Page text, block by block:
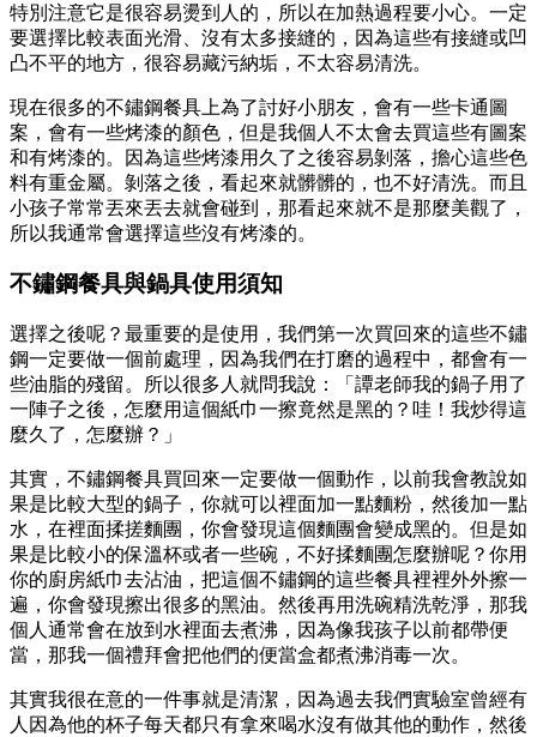
特別注意它是很容易燙到人的，所以在加熱過程要小心。一定
要選擇比較表面光滑、沒有太多接縫的，因為這些有接縫或凹
凸不平的地方，很容易藏污納垢，不太容易清洗。
現在很多的不鏽鋼餐具上為了討好小朋友，會有一些卡通圖
案，會有一些烤漆的顏色，但是我個人不太會去買這些有圖案
和有烤漆的。因為這些烤漆用久了之後容易剝落，擔心這些色
料有重金屬。剝落之後，看起來就髒髒的，也不好清洗。而且
小孩子常常丟來丟去就會碰到，那看起來就不是那麼美觀了，
所以我通常會選擇這些沒有烤漆的。
不鏽鋼餐具與鍋具使用須知
選擇之後呢？最重要的是使用，我們第一次買回來的這些不鏽
鋼一定要做一個前處理，因為我們在打磨的過程中，都會有一
些油脂的殘留。所以很多人就問我說：「譚老師我的鍋子用了
一陣子之後，怎麼用這個紙巾一擦竟然是黑的？哇！我炒得這
麼久了，怎麼辦？」
其實，不鏽鋼餐具買回來一定要做一個動作，以前我會教說如
果是比較大型的鍋子，你就可以裡面加一點麵粉，然後加一點
水，在裡面揉搓麵團，你會發現這個麵團會變成黑的。但是如
果是比較小的保溫杯或者一些碗，不好揉麵團怎麼辦呢？你用
你的廚房紙巾去沾油，把這個不鏽鋼的這些餐具裡裡外外擦一
遍，你會發現擦出很多的黑油。然後再用洗碗精洗乾淨，那我
個人通常會在放到水裡面去煮沸，因為像我孩子以前都帶便
當，那我一個禮拜會把他們的便當盒都煮沸消毒一次。
其實我很在意的一件事就是清潔，因為過去我們實驗室曾經有
人因為他的杯子每天都只有拿來喝水沒有做其他的動作，然後